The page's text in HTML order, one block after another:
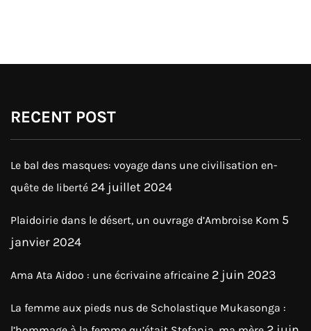
RECENT POST
Le bal des masques: voyage dans une civilisation en-
quête de liberté 24 juillet 2024
Plaidoirie dans le désert, un ouvrage d’Ambroise Kom 5
janvier 2024
Ama Ata Aidoo : une écrivaine africaine 2 juin 2023
La femme aux pieds nus de Scholastique Mukasonga :